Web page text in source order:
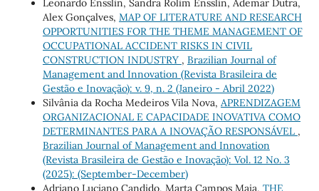
Leonardo Ensslin, Sandra Rolim Ensslin, Ademar Dutra,
Alex Gonçalves, MAP OF LITERATURE AND RESEARCH
OPPORTUNITIES FOR THE THEME MANAGEMENT OF
OCCUPATIONAL ACCIDENT RISKS IN CIVIL
CONSTRUCTION INDUSTRY , Brazilian Journal of
Management and Innovation (Revista Brasileira de
Gestão e Inovação): v. 9, n. 2 (Janeiro - Abril 2022)
Silvânia da Rocha Medeiros Vila Nova, APRENDIZAGEM
ORGANIZACIONAL E CAPACIDADE INOVATIVA COMO
DETERMINANTES PARA A INOVAÇÃO RESPONSÁVEL ,
Brazilian Journal of Management and Innovation
(Revista Brasileira de Gestão e Inovação): Vol. 12 No. 3
(2025): (September-December)
Adriano Luciano Candido, Marta Campos Maia, THE